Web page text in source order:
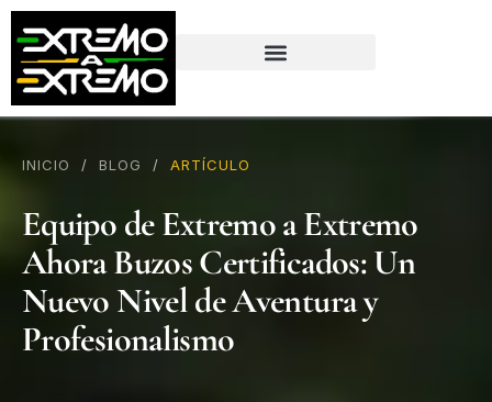
contenido
INICIO / BLOG / ARTÍCULO
Equipo de Extremo a Extremo
Ahora Buzos Certificados: Un
Nuevo Nivel de Aventura y
Profesionalismo